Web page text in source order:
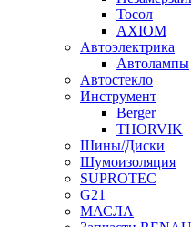
Тосол
AXIOM
Автоэлектрика
Автолампы
Автостекло
Инструмент
Berger
THORVIK
Шины/Диски
Шумоизоляция
SUPROTEC
G21
МАСЛА